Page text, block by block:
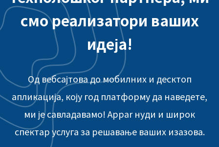
смо реализатори ваших
идеја!
Од вебсајтова до мобилних и десктоп
апликација, коју год платформу да наведете,
ми је савладавамо! Appar нуди и широк
спектар услуга за решавање ваших изазова.